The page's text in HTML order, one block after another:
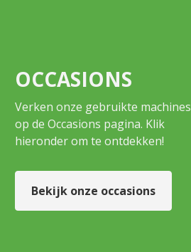
OCCASIONS
Verken onze gebruikte machines
op de Occasions pagina. Klik
hieronder om te ontdekken!
Bekijk onze occasions